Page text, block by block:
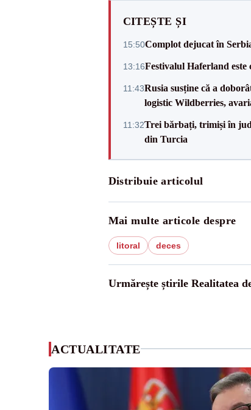
CITEȘTE ȘI
15:50Complot dejucat în
13:16Festivalul Haferland este
11:43Rusia susține că a
logistic Wildberries,
11:32Trei bărbați, trimiși în
din Turcia
Distribuie articolul
Mai multe articole despre
litoral deces
Urmărește știrile Realitatea
ACTUALITATE